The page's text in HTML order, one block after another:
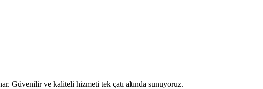
Güvenilir ve kaliteli hizmeti tek çatı altında sunuyoruz.